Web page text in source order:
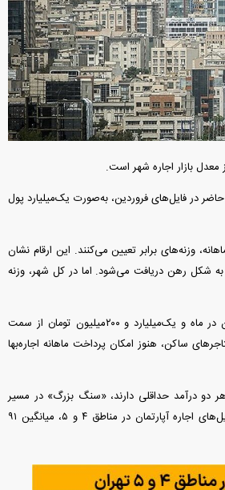
معدل بازار اجاره شهر است.
متوسط رقم اجاره در حال حاضر در فایل‌های فروردین، به‌صورت یک‌میلیارد پول
وزنه‌های برابر تعیین می‌کنند. این ارقام نشان
۴ و ۵، به شکل ماهانه و نیمی هم به شکل رهن دریافت می‌شود. اما در کل شهر، وزنه
پیش‌تر «دنیای‌اقتصاد» در گزارشی نوشته بود، میانگین اجاره‌بها در تهران به صورت ۹‌میلیون در ماه و یک‌میلیارد و ۲۰۰‌میلیون تومان از سمت
۴ و ۵، به‌دلیل شرایط درآمدی مستاجر‌های ساکن، هنوز امکان پرداخت ماهانه اجاره‌بها
و هر دو درآمد حداقلی دارند، «سنگ بزرگ» در مسیر
اجاره‌نشینی محسوب می‌شود که برای حمل آن باید از دیگر مخارج ضروری زندگی بزنند. فایل‌های اجاره آپارتمان در مناطق ۴ و ۵، میانگین ۹۱